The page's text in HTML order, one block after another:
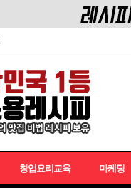
창업요리교육 마케팅